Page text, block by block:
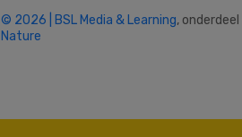
© 2026 | BSL Media & Learning,
Nature